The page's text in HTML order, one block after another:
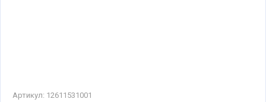
Артикул: 12611531001